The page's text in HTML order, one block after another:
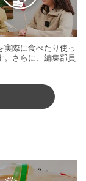
際に食べたり使っ
。さらに、編集部員